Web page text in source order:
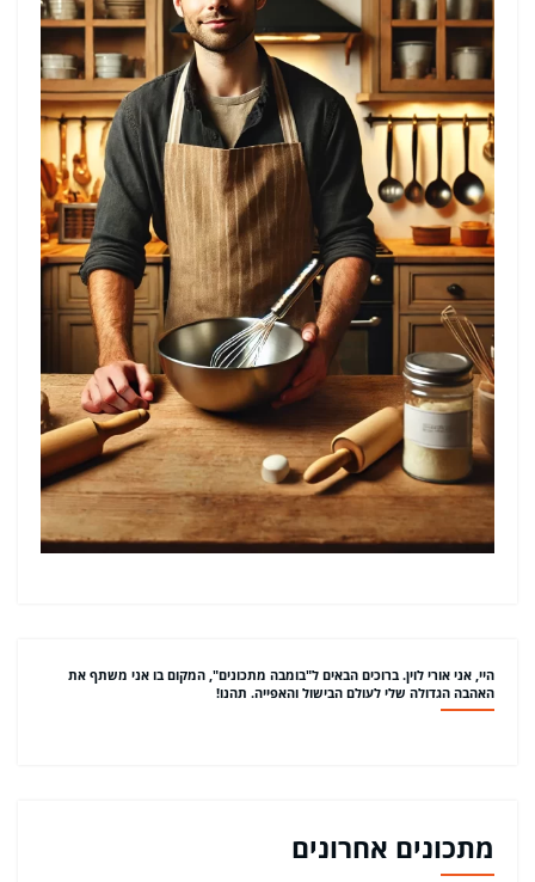
היי, אני אורי לוין. ברוכים הבאים ל"בומבה מתכונים", המקום בו אני משתף את
האהבה הגדולה שלי לעולם הבישול והאפייה. תהנו!
מתכונים אחרונים